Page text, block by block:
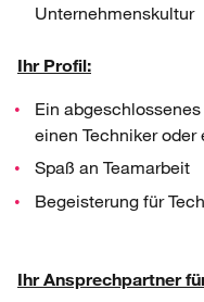
Unternehmenskultur
Ihr Profil:
Ein
einen Techniker
Spaß an Teamarbeit
Begeisterung für
Ihr Ansprechpartner